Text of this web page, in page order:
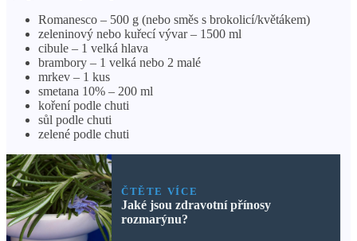
Romanesco – 500 g (nebo směs s brokolicí/květákem)
zeleninový nebo kuřecí vývar – 1500 ml
cibule – 1 velká hlava
brambory – 1 velká nebo 2 malé
mrkev – 1 kus
smetana 10% – 200 ml
koření podle chuti
sůl podle chuti
zelené podle chuti
ČTĚTE VÍCE
Jaké jsou zdravotní přínosy
rozmarýnu?